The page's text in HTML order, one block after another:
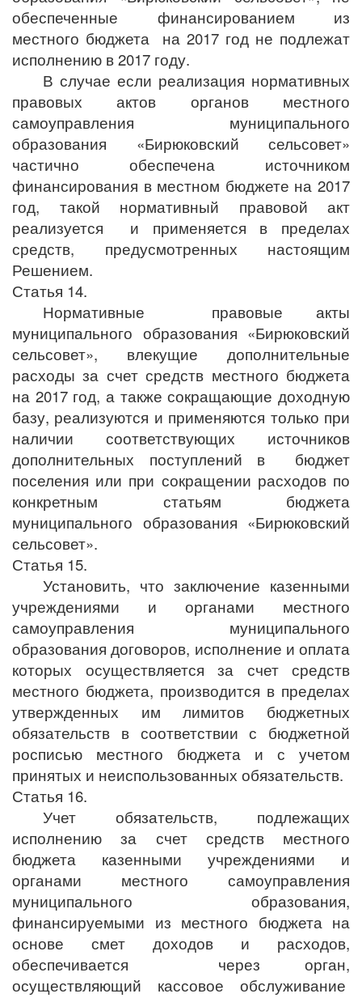
обеспеченные финансированием из
местного бюджета на 2017 год не подлежат
исполнению в 2017 году.
В случае если реализация нормативных
правовых актов органов местного
самоуправления муниципального
образования «Бирюковский сельсовет»
частично обеспечена источником
финансирования в местном бюджете на 2017
год, такой нормативный правовой акт
реализуется и применяется в пределах
средств, предусмотренных настоящим
Решением.
Статья 14.
Нормативные правовые акты
муниципального образования «Бирюковский
сельсовет», влекущие дополнительные
расходы за счет средств местного бюджета
на 2017 год, а также сокращающие доходную
базу, реализуются и применяются только при
наличии соответствующих источников
дополнительных поступлений в бюджет
поселения или при сокращении расходов по
конкретным статьям бюджета
муниципального образования «Бирюковский
сельсовет».
Статья 15.
Установить, что заключение казенными
учреждениями и органами местного
самоуправления муниципального
образования договоров, исполнение и оплата
которых осуществляется за счет средств
местного бюджета, производится в пределах
утвержденных им лимитов бюджетных
обязательств в соответствии с бюджетной
росписью местного бюджета и с учетом
принятых и неиспользованных обязательств.
Статья 16.
Учет обязательств, подлежащих
исполнению за счет средств местного
бюджета казенными учреждениями и
органами местного самоуправления
муниципального образования,
финансируемыми из местного бюджета на
основе смет доходов и расходов,
обеспечивается через орган,
осуществляющий кассовое обслуживание